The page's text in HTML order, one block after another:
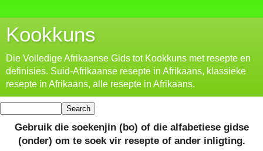
Kookkuns
Die Volledige Afrikaanse Gids tot Kookkuns met resepte en
definisies. Suid-Afrikaanse resepte in Afrikaans, klassieke
resepte in Afrikaans, alle resepte in Afrikaans.
Gebruik die soekenjin (bo) of die alfabetiese gidse
(onder) om te soek vir resepte of ander inligting.